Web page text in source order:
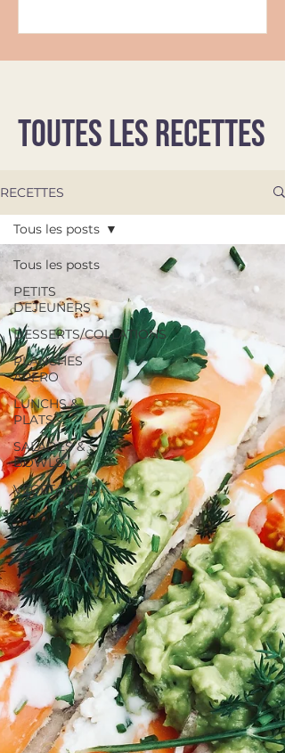
TOUTES LES RECETTES
RECETTES
Tous les posts
PETITS
DEJEUNERS
DESSERTS/COLLATIONS
PLANCHES
APERO
LUNCHS &
PLATS
SALADES &
BOWLS
VEGETARIEN
Tous les posts